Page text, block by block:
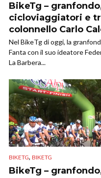
BikeTg –
cicloviaggiatori e
colonnello Carlo
Nel BikeTg di oggi, la
Fanta con il suo ideatore
La Barbera...
BIKETG, BIKETG
BikeTg –